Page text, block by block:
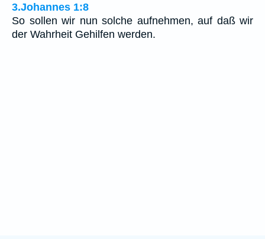
3.Johannes 1:8
So sollen wir nun solche aufnehmen, auf daß wir
der Wahrheit Gehilfen werden.